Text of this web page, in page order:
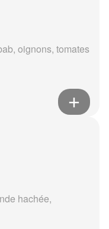
oignons, tomates
hachée,